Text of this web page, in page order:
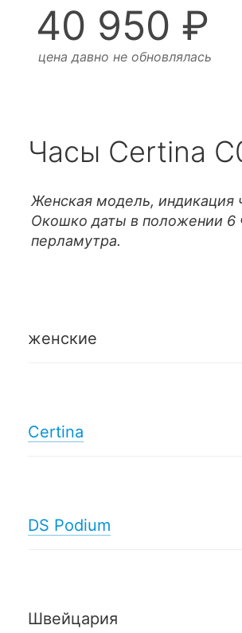
40 950 ₽
цена давно не обновлялась
Часы Certina
Женская модель, индикация
Окошко даты в положении 6
перламутра.
женские
Certina
DS Podium
Швейцария